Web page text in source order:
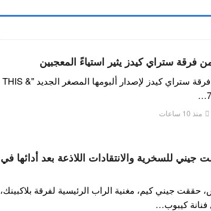
من فرقة ستراي كيدز يثير استياءً المعجبين
بينما تستعد فرقة ستراي كيدز لإصدار ألبومها المصغر الجديد "THIS &
منذ 10 ساعات
جيني للسخرية والانتقادات اللاذعة بعد أدائها في
جيني كيم، مغنية الراب الرئيسية لفرقة بلاكبينك،
فنانة كيبوب…